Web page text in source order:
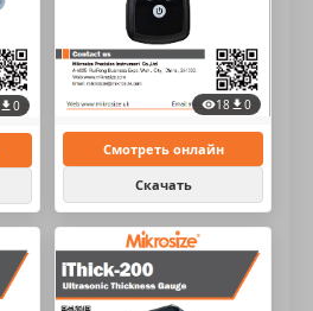
0 18 0
Смотреть онлайн
Скачать